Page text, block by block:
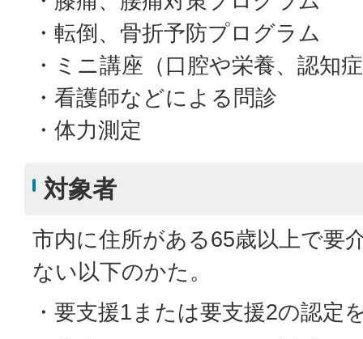
・転倒、骨折予防プログラム
・ミニ講座（口腔や栄養、認知
・看護師などによる問診
・体力測定
対象者
市内に住所がある65歳以上で要
ない以下のかた。
・要支援1または要支援2の認